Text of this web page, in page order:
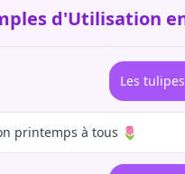
d'Utilisation
Les
printemps à tous 🌷